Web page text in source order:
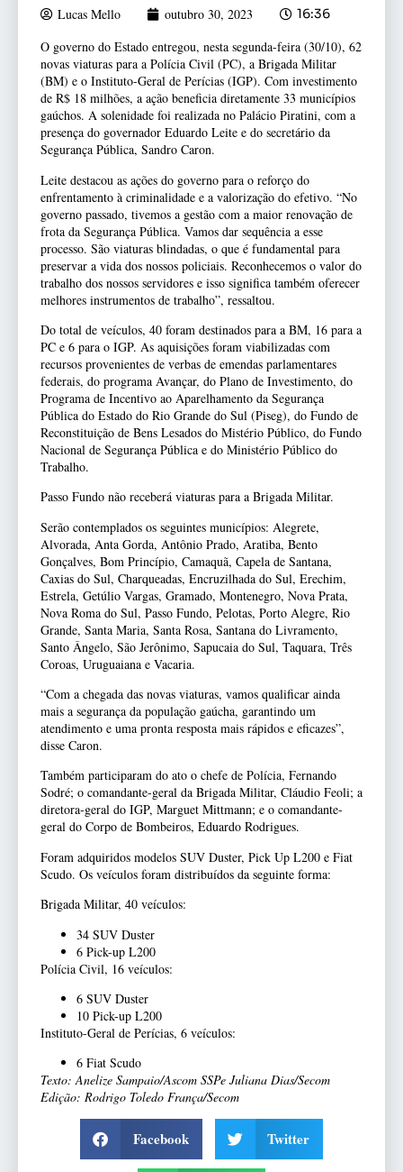
Lucas Mello outubro 30, 2023 16:36
O governo do Estado entregou, nesta segunda-feira (30/10), 62
novas viaturas para a Polícia Civil (PC), a Brigada Militar
(BM) e o Instituto-Geral de Perícias (IGP). Com investimento
de R$ 18 milhões, a ação beneficia diretamente 33 municípios
gaúchos. A solenidade foi realizada no Palácio Piratini, com a
presença do governador Eduardo Leite e do secretário da
Segurança Pública, Sandro Caron.
Leite destacou as ações do governo para o reforço do
enfrentamento à criminalidade e a valorização do efetivo. “No
governo passado, tivemos a gestão com a maior renovação de
frota da Segurança Pública. Vamos dar sequência a esse
processo. São viaturas blindadas, o que é fundamental para
preservar a vida dos nossos policiais. Reconhecemos o valor do
trabalho dos nossos servidores e isso significa também oferecer
melhores instrumentos de trabalho”, ressaltou.
Do total de veículos, 40 foram destinados para a BM, 16 para a
PC e 6 para o IGP. As aquisições foram viabilizadas com
recursos provenientes de verbas de emendas parlamentares
federais, do programa Avançar, do Plano de Investimento, do
Programa de Incentivo ao Aparelhamento da Segurança
Pública do Estado do Rio Grande do Sul (Piseg), do Fundo de
Reconstituição de Bens Lesados do Mistério Público, do Fundo
Nacional de Segurança Pública e do Ministério Público do
Trabalho.
Passo Fundo não receberá viaturas para a Brigada Militar.
Serão contemplados os seguintes municípios: Alegrete,
Alvorada, Anta Gorda, Antônio Prado, Aratiba, Bento
Gonçalves, Bom Princípio, Camaquã, Capela de Santana,
Caxias do Sul, Charqueadas, Encruzilhada do Sul, Erechim,
Estrela, Getúlio Vargas, Gramado, Montenegro, Nova Prata,
Nova Roma do Sul, Passo Fundo, Pelotas, Porto Alegre, Rio
Grande, Santa Maria, Santa Rosa, Santana do Livramento,
Santo Ângelo, São Jerônimo, Sapucaia do Sul, Taquara, Três
Coroas, Uruguaiana e Vacaria.
“Com a chegada das novas viaturas, vamos qualificar ainda
mais a segurança da população gaúcha, garantindo um
atendimento e uma pronta resposta mais rápidos e eficazes”,
disse Caron.
Também participaram do ato o chefe de Polícia, Fernando
Sodré; o comandante-geral da Brigada Militar, Cláudio Feoli; a
diretora-geral do IGP, Marguet Mittmann; e o comandante-
geral do Corpo de Bombeiros, Eduardo Rodrigues.
Foram adquiridos modelos SUV Duster, Pick Up L200 e Fiat
Scudo. Os veículos foram distribuídos da seguinte forma:
Brigada Militar, 40 veículos:
34 SUV Duster
6 Pick-up L200
Polícia Civil, 16 veículos:
6 SUV Duster
10 Pick-up L200
Instituto-Geral de Perícias, 6 veículos:
6 Fiat Scudo
Texto: Anelize Sampaio/Ascom SSPe Juliana Dias/Secom
Edição: Rodrigo Toledo França/Secom
Facebook Twitter